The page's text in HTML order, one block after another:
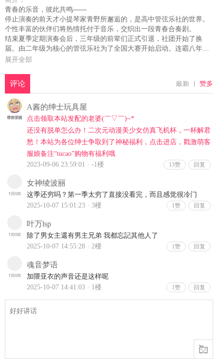
青春的乐音，彼此共鸣——
停止演奏的前天才小提琴家青野所邂逅的，是高中管弦乐社的世界。
个性丰富的伙伴们将热情托付于音乐，交织出一段青春合奏剧。
结束夏季定期演奏会后，三年级的前辈们正式引退，社团开始了换
届。由二年级为核心的管弦乐社为了全国大赛开始启动。连霸八年全
国大赛的海幕高中，今年的目标是九连冠！
全国大赛即将到来，人心涣散的管弦乐部该如何应对换届的风波？
虽然在各自的动机温差与对演奏曲的想象分歧间不协和音四起，社员
们仍奋力想要打造出此刻只有自己才能演奏出的声音。青野自己与音
乐的面对方式，以及与伙伴们之间的关系，也随之发生改变────
展开全部